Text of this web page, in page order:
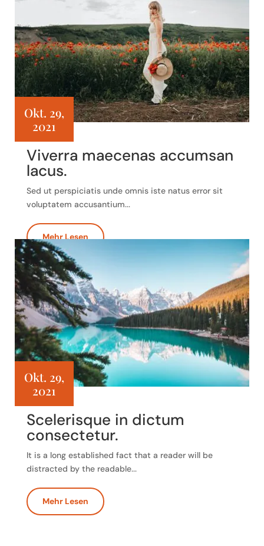
Viverra maecenas accumsan
lacus.
Okt. 29,
2021
Sed ut perspiciatis unde omnis iste natus error sit
voluptatem accusantium...
Mehr Lesen
Scelerisque in dictum
consectetur.
Okt. 29,
2021
It is a long established fact that a reader will be
distracted by the readable...
Mehr Lesen